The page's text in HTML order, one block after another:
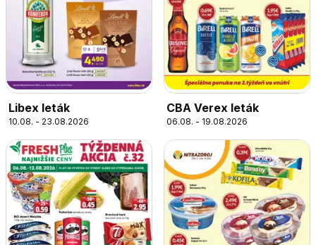
Libex leták
10.08. - 23.08.2026
CBA Verex leták
06.08. - 19.08.2026